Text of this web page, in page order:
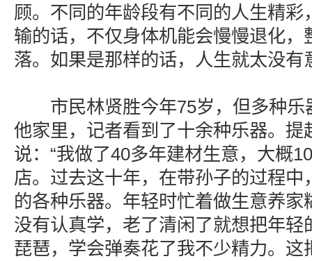
顾。不同的年龄段有不同的人生精彩
输的话，不仅身体机能会慢慢退化，
落。如果是那样的话，人生就太没有
市民林贤胜今年75岁，但多种乐
他家里，记者看到了十余种乐器。提
说：“我做了40多年建材生意，大概
店。过去这十年，在带孙子的过程中
的各种乐器。年轻时忙着做生意养家
没有认真学，老了清闲了就想把年轻
琵琶，学会弹奏花了我不少精力。这